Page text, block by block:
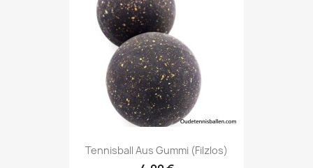
Tennisball Aus Gummi (filzlos)